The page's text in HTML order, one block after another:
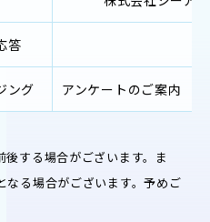
答
ング アンケートのご案内
する場合がございます。ま
なる場合がございます。予めご